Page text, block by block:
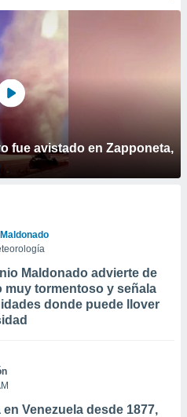
fue avistado en Zapponeta,
Maldonado advierte de
muy tormentoso y señala
donde puede llover
en Venezuela desde 1877,